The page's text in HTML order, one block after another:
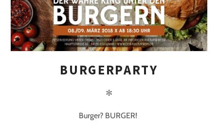
BURGERPARTY
✻
Burger? BURGER!